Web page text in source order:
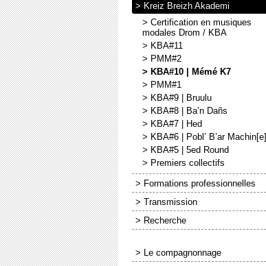
> Kreiz Breizh Akademi
> Certification en musiques
modales Drom / KBA
> KBA#11
> PMM#2
> KBA#10 | Mémé K7
> PMM#1
> KBA#9 | Bruulu
> KBA#8 | Ba’n Dañs
> KBA#7 | Hed
> KBA#6 | Pobl’ B’ar Machin[e]
> KBA#5 | 5ed Round
> Premiers collectifs
> Formations professionnelles
> Transmission
> Recherche
> Le compagnonnage